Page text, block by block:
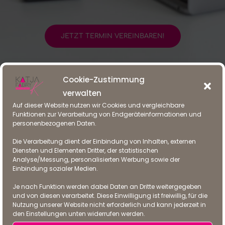
Cookie-Zustimmung
verwalten
Auf dieser Website nutzen wir Cookies und vergleichbare
Funktionen zur Verarbeitung von Endgeräteinformationen und
personenbezogenen Daten.
Die Verarbeitung dient der Einbindung von Inhalten, externen
Diensten und Elementen Dritter, der statistischen
Analyse/Messung, personalisierten Werbung sowie der
Einbindung sozialer Medien.
Je nach Funktion werden dabei Daten an Dritte weitergegeben
und von diesen verarbeitet. Diese Einwilligung ist freiwillig, für die
Nutzung unserer Website nicht erforderlich und kann jederzeit in
den Einstellungen unten widerrufen werden.
JETZT TERMIN VEREINBAREN!
Meine Leistungen – dein Erfolg
Mit mir erstellst du einen
Businessplan, der nicht nur
Gründer:innen, sondern auch
Banken, Investoren oder
Förderstellen überzeugt. Gemeinsam
erarbeiten wir: